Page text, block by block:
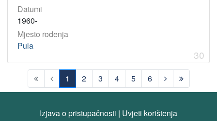
Datumi
1960-
Mjesto rođenja
Pula
30
1
(current)
2 3 4 5 6
Izjava o pristupačnosti | Uvjeti korištenja